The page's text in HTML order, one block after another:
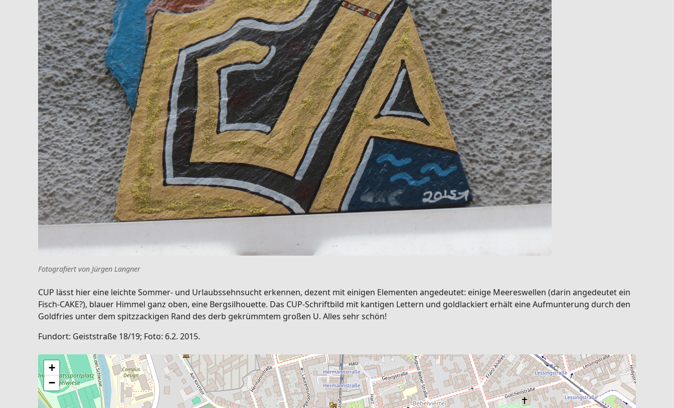
Fotografiert von Jürgen Langner
CUP lässt hier eine leichte Sommer- und Urlaubssehnsucht erkennen, dezent mit einigen Elementen angedeutet: einige Meereswellen (darin angedeutet ein
Fisch-CAKE?), blauer Himmel ganz oben, eine Bergsilhouette. Das CUP-Schriftbild mit kantigen Lettern und goldlackiert erhält eine Aufmunterung durch den
Goldfries unter dem spitzzackigen Rand des derb gekrümmtem großen U. Alles sehr schön!
Fundort: Geiststraße 18/19; Foto: 6.2. 2015.
+
−